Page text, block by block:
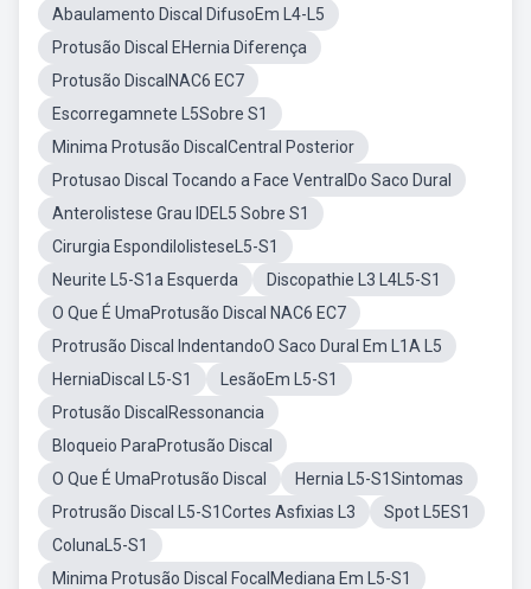
Abaulamento Discal DifusoEm L4-L5
Protusão Discal EHernia Diferença
Protusão DiscalNAC6 EC7
Escorregamnete L5Sobre S1
Minima Protusão DiscalCentral Posterior
Protusao Discal Tocando a Face VentralDo Saco Dural
Anterolistese Grau IDEL5 Sobre S1
Cirurgia EspondilolisteseL5-S1
Neurite L5-S1a Esquerda
Discopathie L3 L4L5-S1
O Que É UmaProtusão Discal NAC6 EC7
Protrusão Discal IndentandoO Saco Dural Em L1A L5
HerniaDiscal L5-S1
LesãoEm L5-S1
Protusão DiscalRessonancia
Bloqueio ParaProtusão Discal
O Que É UmaProtusão Discal
Hernia L5-S1Sintomas
Protrusão Discal L5-S1Cortes Asfixias L3
Spot L5ES1
ColunaL5-S1
Minima Protusão Discal FocalMediana Em L5-S1